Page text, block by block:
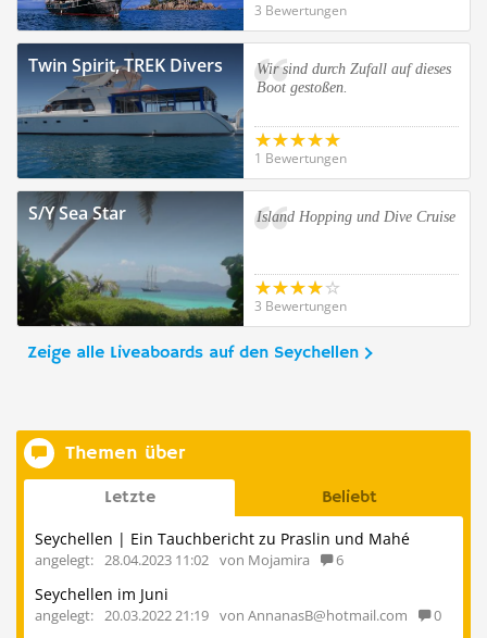
3 Bewertungen
Twin Spirit, TREK Divers
Wir sind durch Zufall auf dieses
Boot gestoßen.
1 Bewertungen
S/Y Sea Star Island Hopping und Dive Cruise
3 Bewertungen
Zeige alle Liveaboards auf den Seychellen
Themen über
Letzte Beliebt
Seychellen | Ein Tauchbericht zu Praslin und Mahé
angelegt: 28.04.2023 11:02 von Mojamira 6
Seychellen im Juni
angelegt: 20.03.2022 21:19 von AnnanasB@hotmail.com 0